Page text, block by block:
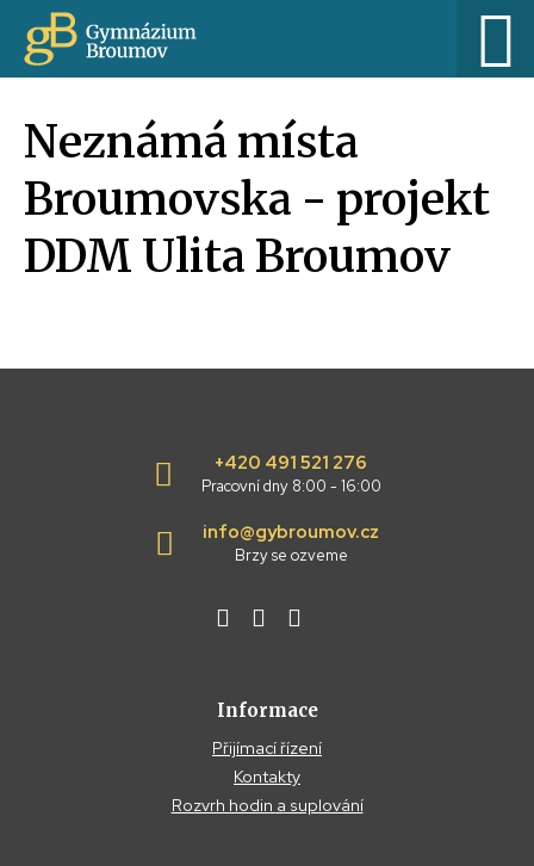
Neznámá místa
Broumovska - projekt
DDM Ulita Broumov
+420 491 521 276
Pracovní dny 8:00 - 16:00
info@gybroumov.cz
Brzy se ozveme
Informace
Přijímací řízení
Kontakty
Rozvrh hodin a suplování